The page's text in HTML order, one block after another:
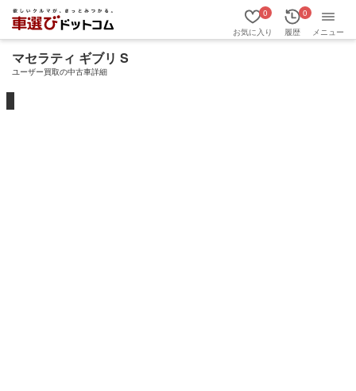
お気に入り
0
履歴
0
メニュー
マセラティ ギブリ S
ユーザー買取の中古車詳細